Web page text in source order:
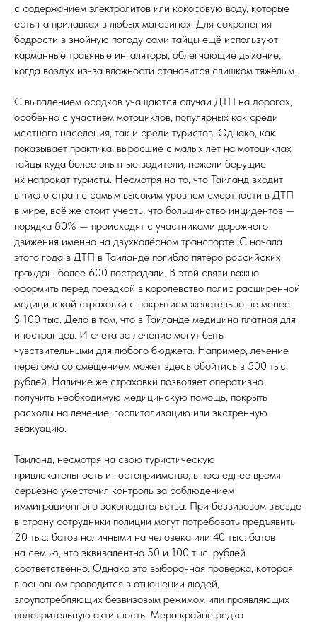
с содержанием электролитов или кокосовую воду, которые
есть на прилавках в любых магазинах. Для сохранения
бодрости в знойную погоду сами тайцы ещё используют
карманные травяные ингаляторы, облегчающие дыхание,
когда воздух из-за влажности становится слишком тяжёлым.
С выпадением осадков учащаются случаи ДТП на дорогах,
особенно с участием мотоциклов, популярных как среди
местного населения, так и среди туристов. Однако, как
показывает практика, выросшие с малых лет на мотоциклах
тайцы куда более опытные водители, нежели берущие
их напрокат туристы. Несмотря на то, что Таиланд входит
в число стран с самым высоким уровнем смертности в ДТП
в мире, всё же стоит учесть, что большинство инцидентов —
порядка 80% — происходят с участниками дорожного
движения именно на двухколёсном транспорте. С начала
этого года в ДТП в Таиланде погибло пятеро российских
граждан, более 600 пострадали. В этой связи важно
оформить перед поездкой в королевство полис расширенной
медицинской страховки с покрытием желательно не менее
$ 100 тыс. Дело в том, что в Таиланде медицина платная для
иностранцев. И счета за лечение могут быть
чувствительными для любого бюджета. Например, лечение
перелома со смещением может здесь обойтись в 500 тыс.
рублей. Наличие же страховки позволяет оперативно
получить необходимую медицинскую помощь, покрыть
расходы на лечение, госпитализацию или экстренную
эвакуацию.
Таиланд, несмотря на свою туристическую
привлекательность и гостеприимство, в последнее время
серьёзно ужесточил контроль за соблюдением
иммиграционного законодательства. При безвизовом въезде
в страну сотрудники полиции могут потребовать предъявить
20 тыс. батов наличными на человека или 40 тыс. батов
на семью, что эквивалентно 50 и 100 тыс. рублей
соответственно. Однако это выборочная проверка, которая
в основном проводится в отношении людей,
злоупотребляющих безвизовым режимом или проявляющих
подозрительную активность. Мера крайне редко